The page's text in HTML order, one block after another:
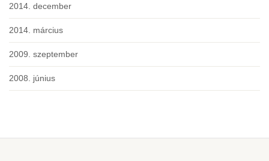
2014. december
2014. március
2009. szeptember
2008. június